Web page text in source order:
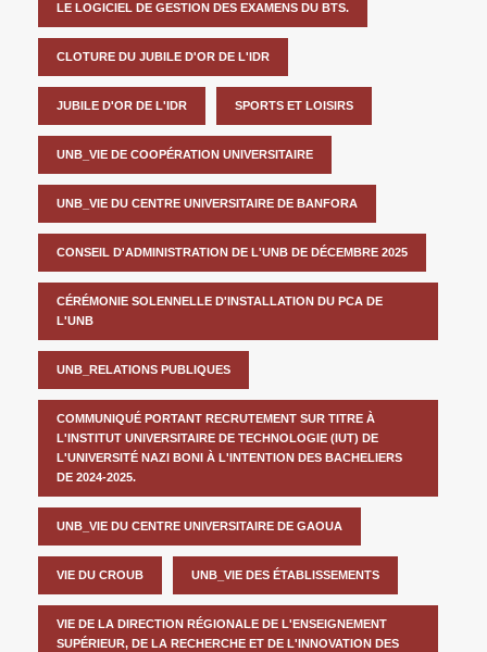
LE LOGICIEL DE GESTION DES EXAMENS DU BTS.
CLOTURE DU JUBILE D'OR DE L'IDR
JUBILE D'OR DE L'IDR SPORTS ET LOISIRS
UNB_VIE DE COOPÉRATION UNIVERSITAIRE
UNB_VIE DU CENTRE UNIVERSITAIRE DE BANFORA
CONSEIL D'ADMINISTRATION DE L'UNB DE DÉCEMBRE 2025
CÉRÉMONIE SOLENNELLE D'INSTALLATION DU PCA DE
L'UNB
UNB_RELATIONS PUBLIQUES
COMMUNIQUÉ PORTANT RECRUTEMENT SUR TITRE À
L'INSTITUT UNIVERSITAIRE DE TECHNOLOGIE (IUT) DE
L'UNIVERSITÉ NAZI BONI À L'INTENTION DES BACHELIERS
DE 2024-2025.
UNB_VIE DU CENTRE UNIVERSITAIRE DE GAOUA
VIE DU CROUB UNB_VIE DES ÉTABLISSEMENTS
VIE DE LA DIRECTION RÉGIONALE DE L'ENSEIGNEMENT
SUPÉRIEUR, DE LA RECHERCHE ET DE L'INNOVATION DES